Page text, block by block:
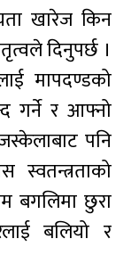
खारेज किन
दिनुपर्छ ।
मापदण्डको
गर्ने र आफ्नो
पनि
बगलिमा छुरा
बलियो र